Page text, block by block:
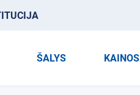
ŠALYS KAINOS